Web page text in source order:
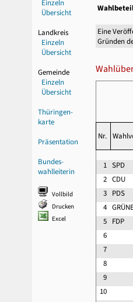
Einzeln
Übersicht
Landkreis
Einzeln
Übersicht
Gemeinde
Einzeln
Übersicht
Thüringen-
karte
Präsentation
Bundes-
wahlleiterin
Vollbild
Drucken
Excel
Eine
Gründen
Nr.
1 SPD
2 CDU
3 PDS
4
5 FDP
6
7
8
9
10